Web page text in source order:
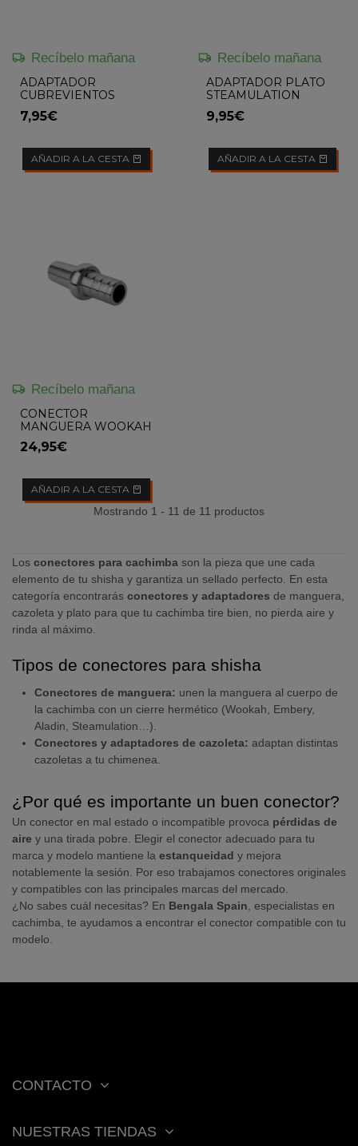
Recíbelo mañana
ADAPTADOR
CUBREVIENTOS
EMBERY FIXER
7,95€
AÑADIR A LA CESTA
Recíbelo mañana
ADAPTADOR PLATO
STEAMULATION
BLOW OFF
9,95€
AÑADIR A LA CESTA
Recíbelo mañana
CONECTOR
MANGUERA WOOKAH
MINI
24,95€
AÑADIR A LA CESTA
Mostrando 1 - 11 de 11 productos
Los conectores para cachimba son la pieza que une cada
elemento de tu shisha y garantiza un sellado perfecto. En esta
categoría encontrarás conectores y adaptadores de manguera,
cazoleta y plato para que tu cachimba tire bien, no pierda aire y
rinda al máximo.
Tipos de conectores para shisha
Conectores de manguera: unen la manguera al cuerpo de
la cachimba con un cierre hermético (Wookah, Embery,
Aladin, Steamulation…).
Conectores y adaptadores de cazoleta: adaptan distintas
cazoletas a tu chimenea.
¿Por qué es importante un buen conector?
Un conector en mal estado o incompatible provoca pérdidas de
aire y una tirada pobre. Elegir el conector adecuado para tu
marca y modelo mantiene la estanqueidad y mejora
notablemente la sesión. Por eso trabajamos conectores originales
y compatibles con las principales marcas del mercado.
¿No sabes cuál necesitas? En Bengala Spain , especialistas en
cachimba, te ayudamos a encontrar el conector compatible con tu
modelo.
CONTACTO
NUESTRAS TIENDAS